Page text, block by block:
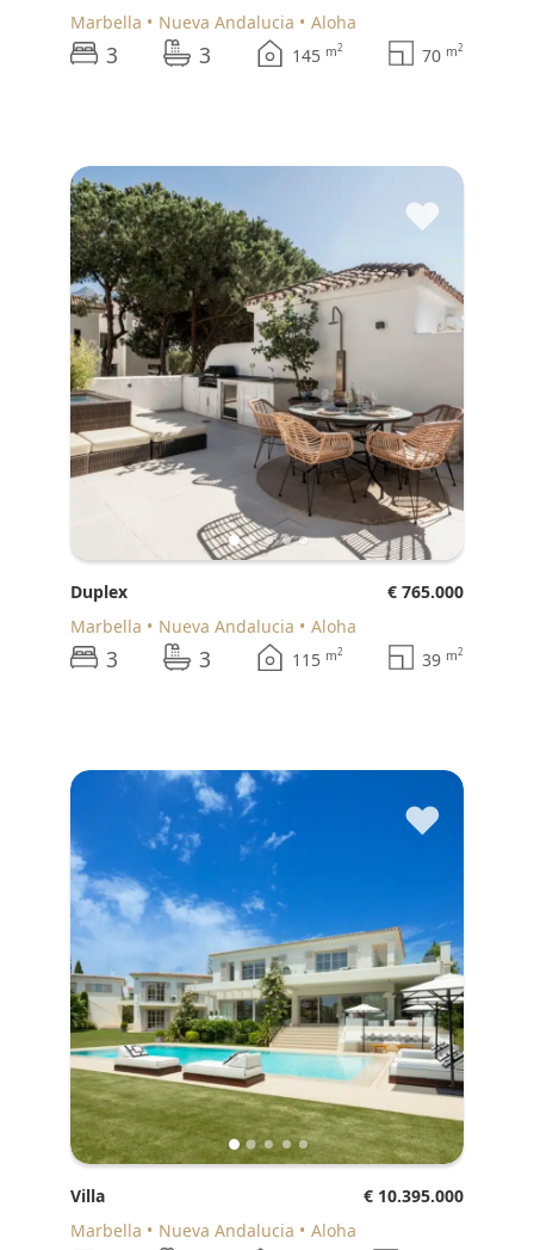
Marbella
Nueva Andalucia Aloha
3 3 145 m2 70 m2
♥
Duplex
€ 765.000
Marbella
Nueva Andalucia Aloha
3 3 115 m2 39 m2
♥
Villa
€ 10.395.000
Marbella
Nueva Andalucia Aloha